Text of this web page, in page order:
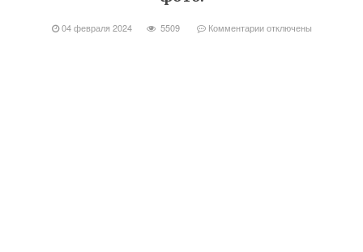
04 февраля 2024 5509 Комментарииотключены